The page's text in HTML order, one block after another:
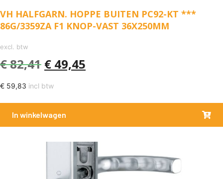
VH HALFGARN. HOPPE BUITEN PC92-KT ***
86G/3359ZA F1 KNOP-VAST 36X250MM
excl. btw
€82,41 € 49,45
€ 59,83 incl btw
In winkelwagen